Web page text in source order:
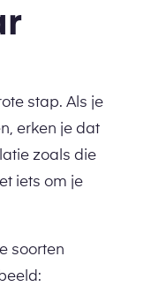
stap. Als je
erken je dat
zoals die
iets om je
soorten